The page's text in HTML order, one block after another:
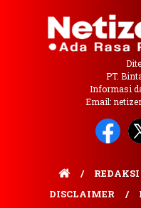
PT.
Informasi
Email:
REDAKSI
DISCLAIMER